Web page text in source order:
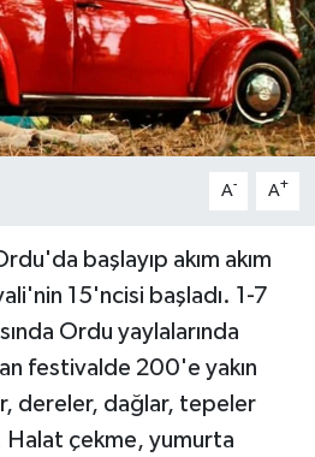
A- A+
başlayıp akım akım
15'ncisi başladı. 1-7
Ordu yaylalarında
festivalde 200'e yakın
dereler, dağlar, tepeler
Halat çekme, yumurta